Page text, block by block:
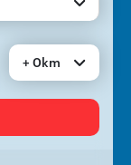
+ 0km